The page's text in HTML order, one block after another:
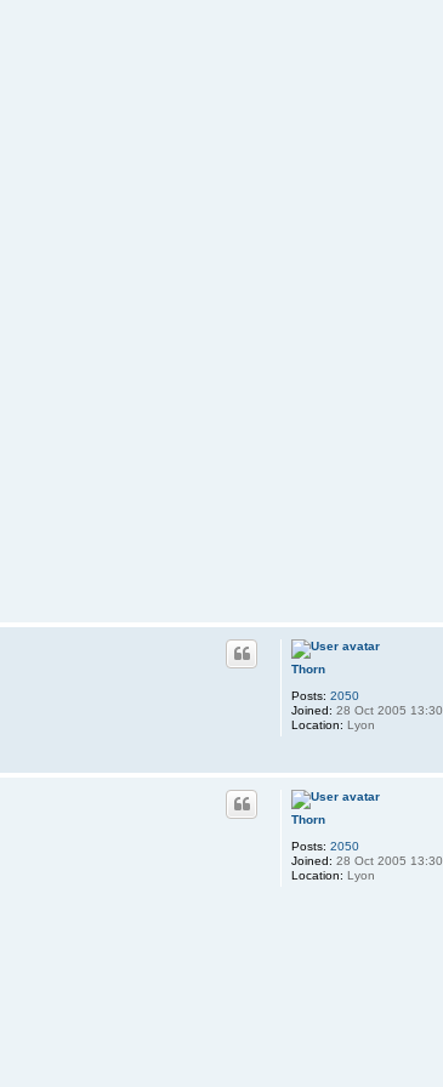
Thorn
Posts: 2050
Joined: 28 Oct 2005 13:30
Location: Lyon
Thorn
Posts: 2050
Joined: 28 Oct 2005 13:30
Location: Lyon